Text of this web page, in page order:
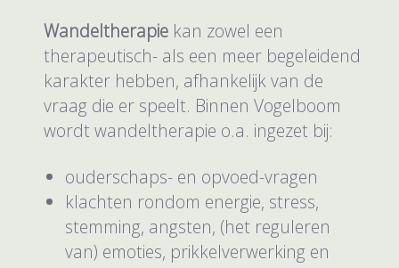
Wandeltherapie kan zowel een
therapeutisch- als een meer begeleidend
karakter hebben, afhankelijk van de
vraag die er speelt. Binnen Vogelboom
wordt wandeltherapie o.a. ingezet bij:
ouderschaps- en opvoed-vragen
klachten rondom energie, stress,
stemming, angsten, (het reguleren
van) emoties, prikkelverwerking en